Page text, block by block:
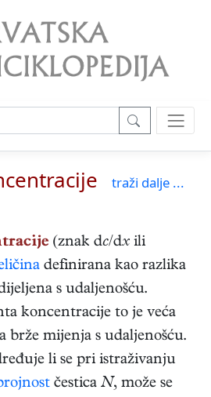
traži dalje ...
(znak dc/dx ili
definirana kao razlika
s udaljenošću.
koncentracije to je veća
brže mijenja s udaljenošću.
li se pri istraživanju
čestica N, može se